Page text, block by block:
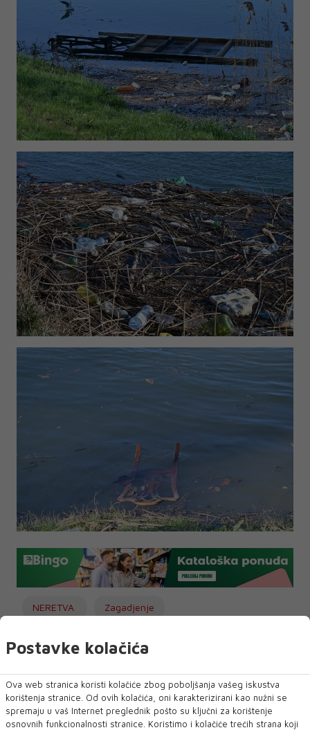
NERETVA Zagadjenje
NAJNOVIJE
Postavke kolačića
Ova web stranica koristi kolačiće zbog poboljšanja vašeg iskustva
korištenja stranice. Od ovih kolačića, oni karakterizirani kao nužni se
spremaju u vaš Internet preglednik pošto su ključni za korištenje
osnovnih funkcionalnosti stranice. Koristimo i kolačiće trećih strana koji